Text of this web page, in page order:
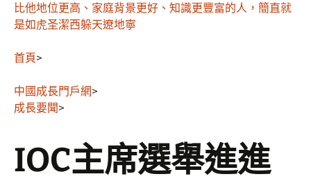
比他地位更高、家庭背景更好、知識更豐富的人，簡直就
是如虎圣潔西躲天遼地寧
首頁>
中國成長門戶網>
成長要聞>
IOC主席選舉進進